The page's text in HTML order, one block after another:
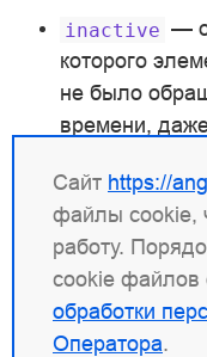
inactive —
которого
не было
времени,
обращение
Значение по
valid
—
которого
Сайт https://
файлы cookie,
работу.
cookie файлов
обработки
Оператора.